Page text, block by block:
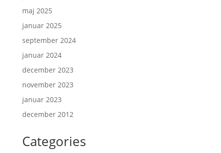
maj 2025
januar 2025
september 2024
januar 2024
december 2023
november 2023
januar 2023
december 2012
Categories